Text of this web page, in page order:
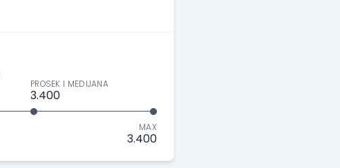
PROSEK I MEDIJANA
3.400
MAX
3.400